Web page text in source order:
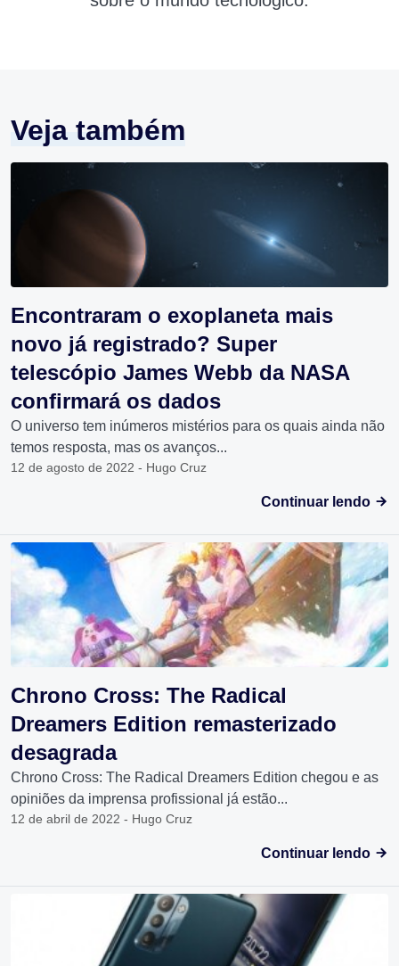
Veja também
Encontraram o exoplaneta mais
novo já registrado? Super
telescópio James Webb da NASA
confirmará os dados
O universo tem inúmeros mistérios para os quais ainda não
temos resposta, mas os avanços...
12 de agosto de 2022 - Hugo Cruz
Continuar lendo
Chrono Cross: The Radical
Dreamers Edition remasterizado
desagrada
Chrono Cross: The Radical Dreamers Edition chegou e as
opiniões da imprensa profissional já estão...
12 de abril de 2022 - Hugo Cruz
Continuar lendo